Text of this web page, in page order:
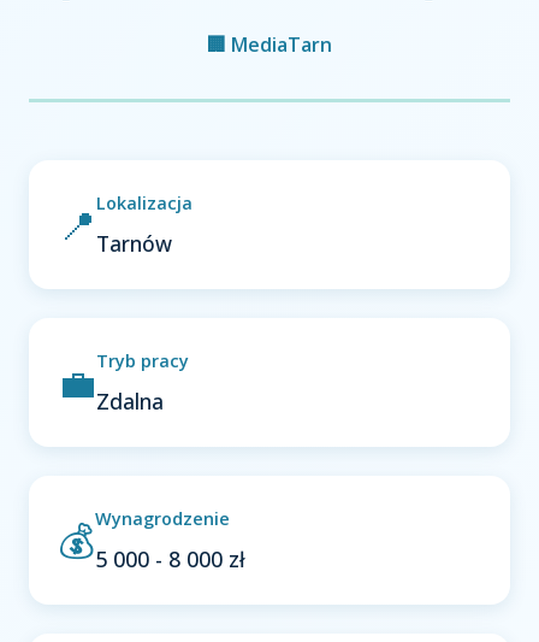
🏢 MediaTarn
📍 Lokalizacja
Tarnów
💼Tryb pracy
Zdalna
💰Wynagrodzenie
5 000 - 8 000 zł